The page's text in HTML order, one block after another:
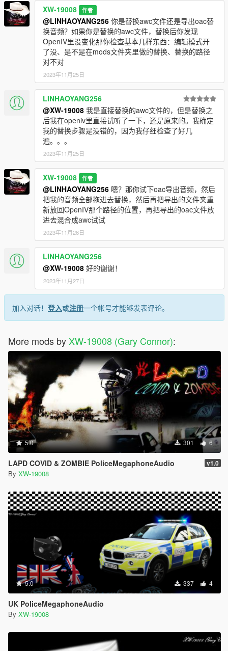
v1.0 - First upload.
XW-19008 作者
@LINHAOYANG256 你是替换awc文件还是导出oac替
换音频？如果你是替换的awc文件，替换后你发现
OpenIV里没变化那你检查基本几样东西：编辑模式开
了没、是不是在mods文件夹里做的替换、替换的路径
对不对
2023年11月25日
LINHAOYANG256
@XW-19008 我是直接替换的awc文件的，但是替换之
后我在openiv里直接试听了一下，还是原来的。我确定
我的替换步骤是没错的，因为我仔细检查了好几
遍。。。
2023年11月25日
XW-19008 作者
@LINHAOYANG256 嗯？那你试下oac导出音频，然后
把我的音频全部拖进去替换，然后再把导出的文件夹重
新放回OpenIV那个路径的位置，再把导出的oac文件放
进去混合成awc试试
2023年11月26日
LINHAOYANG256
@XW-19008 好的谢谢！
2023年11月27日
加入对话！ 登入或注册一个帐号才能够发表评论。
More mods by XW-19008 (Gary Connor):
5.0 301 6
LAPD COVID & ZOMBIE PoliceMegaphoneAudio v1.0
By XW-19008
5.0 337 4
UK PoliceMegaphoneAudio
By XW-19008